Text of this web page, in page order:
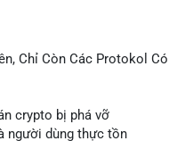
Chỉ Còn Các Protokol Có
crypto bị phá vỡ
người dùng thực tồn